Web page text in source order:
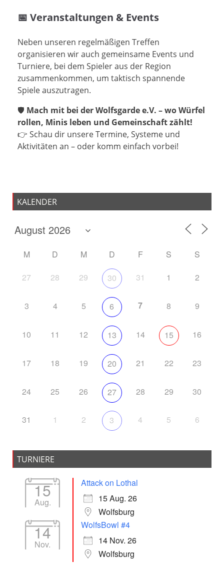
📅 Veranstaltungen & Events
Neben unseren regelmäßigen Treffen
organisieren wir auch gemeinsame Events und
Turniere, bei dem Spieler aus der Region
zusammenkommen, um taktisch spannende
Spiele auszutragen.
🛡️ Mach mit bei der Wolfsgarde e.V. – wo Würfel
rollen, Minis leben und Gemeinschaft zählt!
👉 Schau dir unsere Termine, Systeme und
Aktivitäten an – oder komm einfach vorbei!
KALENDER
M D M D F S S
27 28 29 30 31 1 2
3 4 5 6 7 8 9
10 11 12 13 14 15 16
17 18 19 20 21 22 23
24 25 26 27 28 29 30
31 1 2 3 4 5 6
TURNIERE
15
Aug.
Attack on Lothal
15 Aug. 26
Wolfsburg
14
Nov.
WolfsBowl #4
14 Nov. 26
Wolfsburg